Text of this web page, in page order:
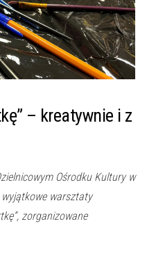
– kreatywnie i z
Ośrodku Kultury w
warsztaty
zorganizowane